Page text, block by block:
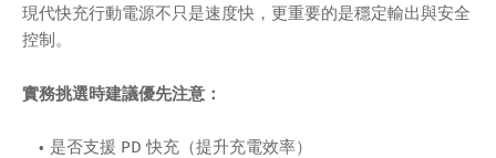
現代快充行動電源不只是速度快，更重要的是穩定輸出與安全
控制。
實務挑選時建議優先注意：
是否支援 PD 快充（提升充電效率）